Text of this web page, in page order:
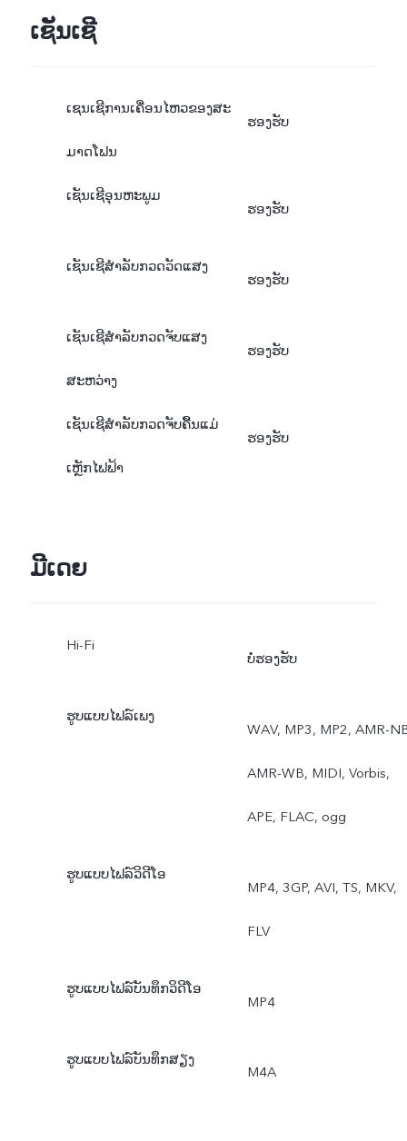
ເຊັນເຊີ
ເຊນເຊີການເຄື່ອນໄຫວຂອງສະ
ມາດໂຟນ
ຮອງຮັບ
ເຊັນເຊີອຸນຫະພູມ
ຮອງຮັບ
ເຊັນເຊີສຳລັບກວດວັດແສງ
ຮອງຮັບ
ເຊັນເຊີສຳລັບກວດຈັບແສງ
ສະຫວ່າງ
ຮອງຮັບ
ເຊັນເຊີສຳລັບກວດຈັບຄື້ນແມ່
ເຫຼັກໄຟຟ້າ
ຮອງຮັບ
ມີເດຍ
Hi-Fi
ບໍ່ຮອງຮັບ
ຮູບແບບໄຟລ໌ເພງ
WAV, MP3, MP2, AMR-
AMR-WB, MIDI, Vorbis,
APE, FLAC, ogg
ຮູບແບບໄຟລ໌ວິດີໂອ
MP4, 3GP, AVI, TS, MKV,
FLV
ຮູບແບບໄຟລ໌ບັນທຶກວິດີໂອ
MP4
ຮູບແບບໄຟລ໌ບັນທຶກສຽງ
M4A